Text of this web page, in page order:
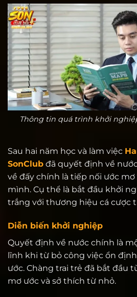
Thông tin quá trình khởi
Sau hai năm học và làm việc
SonClub đã quyết định về
về đấy chính là tiếp nối ước mơ
mình. Cụ thể là bắt đầu khởi
trắng với thương hiệu cá cược
Diễn biến khởi nghiệp
Quyết định về nước chính là
lĩnh khi từ bỏ công việc ổn
ước. Chàng trai trẻ đã bắt đầu
mơ ước và sở thích từ nhỏ.